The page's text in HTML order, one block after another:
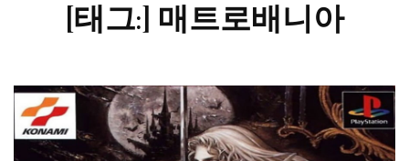
[태그:] 매트로배니아